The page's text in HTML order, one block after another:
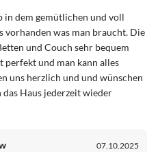
in dem gemütlichen und voll
vorhanden was man braucht. Die
und Couch sehr bequem
perfekt und man kann alles
uns herzlich und und wünschen
Haus jederzeit wieder
07.10.2025